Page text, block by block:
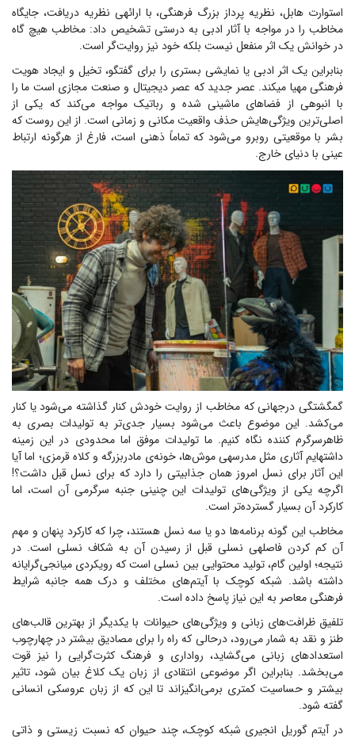
استوارت هابل، نظریه پرداز بزرگ فرهنگی، با ارائهی نظریه دریافت، جایگاه
مخاطب را در مواجه با آثار ادبی به درستی تشخیص داد: مخاطب هیچ گاه
در خوانش یک اثر منفعل نیست بلکه خود نیز روایت‌گر است.
بنابراین یک اثر ادبی یا نمایشی بستری را برای گفتگو، تخیل و ایجاد هویت
فرهنگی مهیا میکند. عصر جدید که عصر دیجیتال و صنعت مجازی است ما را
با انبوهی از فضاهای ماشینی شده و رباتیک مواجه می‌کند که یکی از
اصلی‌ترین ویژگی‌هایش حذف واقعیت مکانی و زمانی است. از این روست که
بشر با موقعیتی روبرو می‌شود که تماماً ذهنی است، فارغ از هرگونه ارتباط
عینی با دنیای خارج.
گمگشتگی درجهانی که مخاطب از روایت خودش کنار گذاشته می‌شود یا کنار
می‌کشد. این موضوع باعث می‌شود بسیار جدی‌تر به تولیدات بصری به
ظاهرسرگرم کننده نگاه کنیم. ما تولیدات موفق اما محدودی در این زمینه
داشتهایم آثاری مثل مدرسهی موش‌ها، خونه‌ی مادربزرگه و کلاه قرمزی؛ اما آیا
این آثار برای نسل امروز همان جذابیتی را دارد که برای نسل قبل داشت؟!
اگرچه یکی از ویژگی‌های تولیدات این چنینی جنبه سرگرمی آن است، اما
کارکرد آن بسیار گسترده‌تر است.
مخاطب این گونه برنامه‌ها دو یا سه نسل هستند، چرا که کارکرد پنهان و مهم
آن کم کردن فاصلهی نسلی قبل از رسیدن آن به شکاف نسلی است. در
نتیجه؛ اولین گام، تولید محتوایی بین نسلی است که رویکردی میانجی‌گرایانه
داشته باشد. شبکه کوچک با آیتم‌های مختلف و درک همه جانبه شرایط
فرهنگی معاصر به این نیاز پاسخ داده است.
تلفیق ظرافت‌های زبانی و ویژگی‌های حیوانات با یکدیگر از بهترین قالب‌های
طنز و نقد به شمار می‌رود، درحالی که راه را برای مصادیق بیشتر در چهارچوب
استعدادهای زبانی می‌گشاید، رواداری و فرهنگ کثرت‌گرایی را نیز قوت
می‌بخشد. بنابراین اگر موضوعی انتقادی از زبان یک کلاغ بیان شود، تاثیر
بیشتر و حساسیت کمتری برمی‌انگیزاند تا این که از زبان عروسکی انسانی
گفته شود.
در آیتم گوریل انجیری شبکه کوچک، چند حیوان که نسبت زیستی و ذاتی